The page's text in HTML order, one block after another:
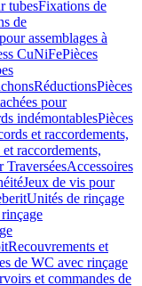
tubesFixations de
de
assemblages à
CuNiFePièces
RéductionsPièces
pour
indémontablesPièces
et raccordements,
raccordements,
TraverséesAccessoires
Jeux de vis pour
Unités de rinçage
Recouvrements et
de WC avec rinçage
et commandes de